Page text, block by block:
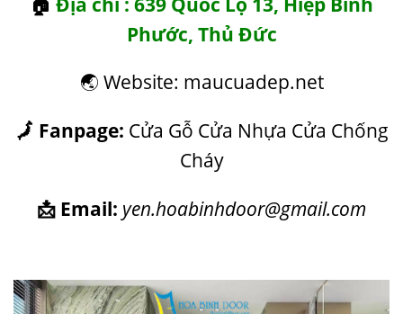
Phước, Thủ Đức
🌏 Website: maucuadep.net
🗾 Fanpage: Cửa Gỗ Cửa Nhựa Cửa Chống
Cháy
📩 Email: yen.hoabinhdoor@gmail.com